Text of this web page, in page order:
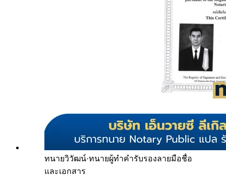
ทนายวิวัฒน์·ทนายผู้ทำคำรับรองลายมือชื่อ
และเอกสาร